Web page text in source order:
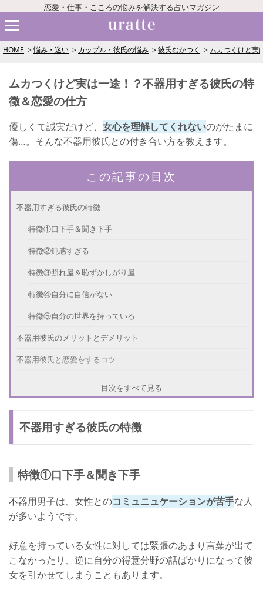
恋愛・仕事・こころの悩みを解決する占いマガジン
HOME 悩み・迷い カップル・彼氏の悩み 彼氏むかつく ムカつくけど実
ムカつくけど実は一途！？不器用すぎる彼氏の特
徴＆恋愛の仕方
優しくて誠実だけど、 女心を理解してくれないのがたまに
傷…。そんな不器用彼氏との付き合い方を教えます。
この記事の目次
不器用すぎる彼氏の特徴
特徴①口下手＆聞き下手
特徴②鈍感すぎる
特徴③照れ屋＆恥ずかしがり屋
特徴④自分に自信がない
特徴⑤自分の世界を持っている
不器用彼氏のメリットとデメリット
不器用彼氏と恋愛をするコツ
目次をすべて見る
不器用すぎる彼氏の特徴
特徴①口下手＆聞き下手
不器用男子は、女性とのコミュニュケーションが苦手な人
が多いようです。
好意を持っている女性に対しては緊張のあまり言葉が出て
こなかったり、逆に自分の得意分野の話ばかりになって彼
女を引かせてしまうこともあります。